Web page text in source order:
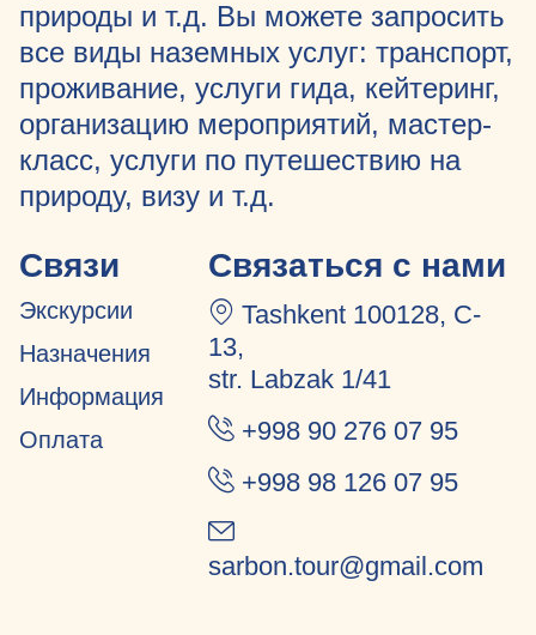
природы и т.д. Вы можете запросить
все виды наземных услуг: транспорт,
проживание, услуги гида, кейтеринг,
организацию мероприятий, мастер-
класс, услуги по путешествию на
природу, визу и т.д.
Связи
Экскурсии
Назначения
Информация
Оплата
Связаться с нами
Tashkent 100128, C-
13,
str. Labzak 1/41
+998 90 276 07 95
+998 98 126 07 95
sarbon.tour@gmail.com